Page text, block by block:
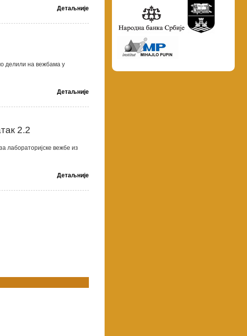
Детаљније
делили на вежбама у
Детаљније
2.2
лабораторијске вежбе из
Детаљније